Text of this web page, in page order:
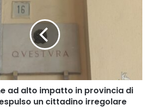
ad alto impatto in provincia di
un cittadino irregolare